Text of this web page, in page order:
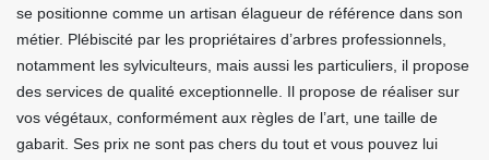
se positionne comme un artisan élagueur de référence dans son
métier. Plébiscité par les propriétaires d’arbres professionnels,
notamment les sylviculteurs, mais aussi les particuliers, il propose
des services de qualité exceptionnelle. Il propose de réaliser sur
vos végétaux, conformément aux règles de l’art, une taille de
gabarit. Ses prix ne sont pas chers du tout et vous pouvez lui